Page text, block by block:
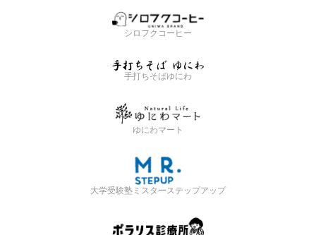
シロフクコーヒー
手打ちそばゆにわ
ゆにわマート
大学受験塾ミスターステップアップ